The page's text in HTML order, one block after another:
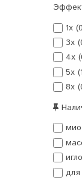
1x
3x
4x
5x
8x
для